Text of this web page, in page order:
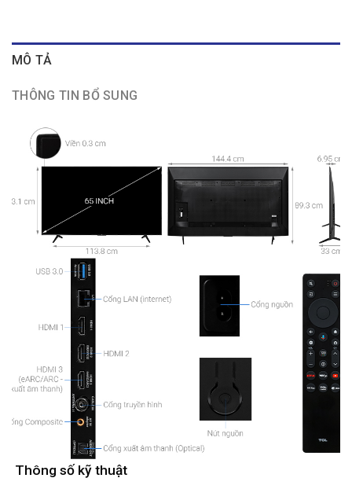
MÔ TẢ
THÔNG TIN BỔ SUNG
Thông số kỹ thuật